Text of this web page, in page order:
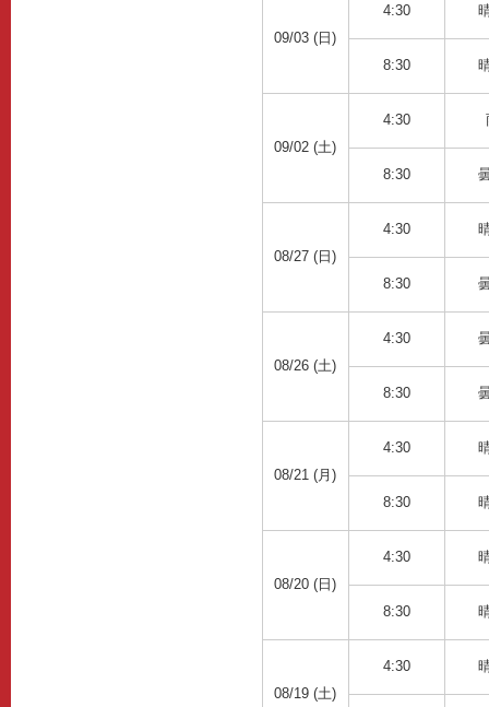
09/03 (日)
4:30
8:30
09/02 (土)
4:30
8:30
08/27 (日)
4:30
8:30
08/26 (土)
4:30
8:30
08/21 (月)
4:30
8:30
08/20 (日)
4:30
8:30
08/19 (土)
4:30